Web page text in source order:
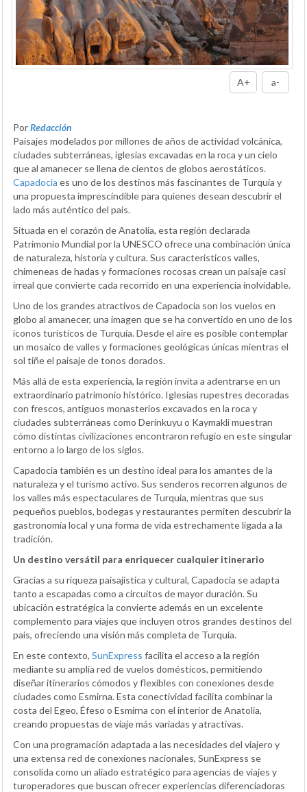
A+ a-
PorRedacción
Paisajes modelados por millones de años de actividad volcánica,
ciudades subterráneas, iglesias excavadas en la roca y un cielo
que al amanecer se llena de cientos de globos aerostáticos.
Capadocia es uno de los destinos más fascinantes de Turquía y
una propuesta imprescindible para quienes desean descubrir el
lado más auténtico del país.
Situada en el corazón de Anatolia, esta región declarada
Patrimonio Mundial por la UNESCO ofrece una combinación única
de naturaleza, historia y cultura. Sus característicos valles,
chimeneas de hadas y formaciones rocosas crean un paisaje casi
irreal que convierte cada recorrido en una experiencia inolvidable.
Uno de los grandes atractivos de Capadocia son los vuelos en
globo al amanecer, una imagen que se ha convertido en uno de los
iconos turísticos de Turquía. Desde el aire es posible contemplar
un mosaico de valles y formaciones geológicas únicas mientras el
sol tiñe el paisaje de tonos dorados.
Más allá de esta experiencia, la región invita a adentrarse en un
extraordinario patrimonio histórico. Iglesias rupestres decoradas
con frescos, antiguos monasterios excavados en la roca y
ciudades subterráneas como Derinkuyu o Kaymakli muestran
cómo distintas civilizaciones encontraron refugio en este singular
entorno a lo largo de los siglos.
Capadocia también es un destino ideal para los amantes de la
naturaleza y el turismo activo. Sus senderos recorren algunos de
los valles más espectaculares de Turquía, mientras que sus
pequeños pueblos, bodegas y restaurantes permiten descubrir la
gastronomía local y una forma de vida estrechamente ligada a la
tradición.
Un destino versátil para enriquecer cualquier itinerario
Gracias a su riqueza paisajística y cultural, Capadocia se adapta
tanto a escapadas como a circuitos de mayor duración. Su
ubicación estratégica la convierte además en un excelente
complemento para viajes que incluyen otros grandes destinos del
país, ofreciendo una visión más completa de Turquía.
En este contexto, SunExpress facilita el acceso a la región
mediante su amplia red de vuelos domésticos, permitiendo
diseñar itinerarios cómodos y flexibles con conexiones desde
ciudades como Esmirna. Esta conectividad facilita combinar la
costa del Egeo, Éfeso o Esmirna con el interior de Anatolia,
creando propuestas de viaje más variadas y atractivas.
Con una programación adaptada a las necesidades del viajero y
una extensa red de conexiones nacionales, SunExpress se
consolida como un aliado estratégico para agencias de viajes y
turoperadores que buscan ofrecer experiencias diferenciadoras